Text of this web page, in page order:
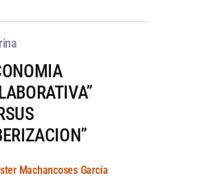
Machancoses García